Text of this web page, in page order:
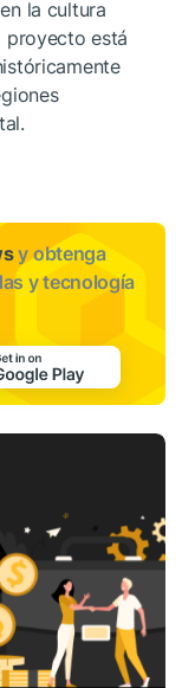
la cultura
proyecto está
y obtenga
y tecnología